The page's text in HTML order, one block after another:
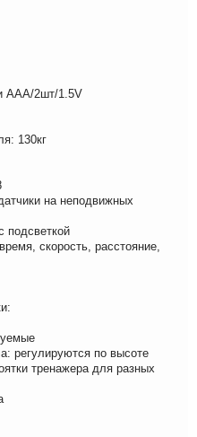
AAA/2шт/1.5V
130кг
на неподвижных
подсветкой
скорость, расстояние,
регулируются по высоте
тренажера для разных